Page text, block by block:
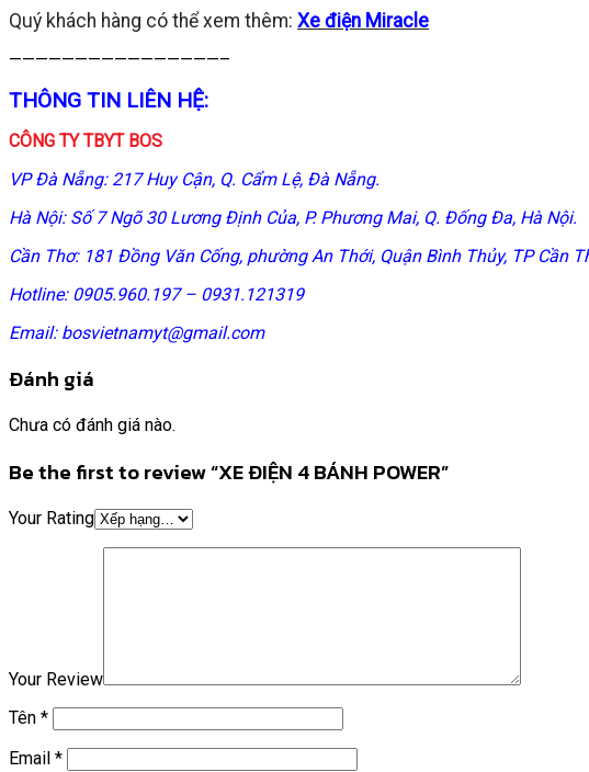
Quý khách hàng có thể xem thêm: Xe điện Miracle
————————————————–
THÔNG TIN LIÊN HỆ:
CÔNG TY TBYT BOS
VP Đà Nẵng: 217 Huy Cận, Q. Cẩm Lệ, Đà Nẵng.
Hà Nội: Số 7 Ngõ 30 Lương Định Của, P. Phương Mai, Q. Đống Đa, Hà Nội.
Cần Thơ: 181 Đồng Văn Cống, phường An Thới, Quận Bình Thủy, TP Cần
Hotline: 0905.960.197 – 0931.121319
Email: bosvietnamyt@gmail.com
Đánh giá
Chưa có đánh giá nào.
Be the first to review “XE ĐIỆN 4 BÁNH POWER”
Your Rating
Your Review
Tên *
Email *